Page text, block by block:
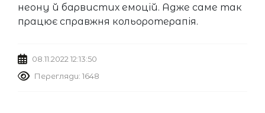
неону й барвистих емоцій. Адже саме так
працює справжня кольоротерапія.
08.11.2022 12:13:50
Перегляди: 1648